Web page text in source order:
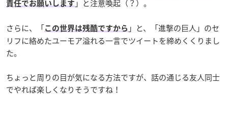
責任でお願いします 」と注意喚起（？）。
さらに、「この世界は残酷ですから 」と、「進撃の巨人」のセ
リフに絡めたユーモア溢れる一言でツイートを締めくくりまし
た。
ちょっと周りの目が気になる方法ですが、話の通じる友人同士
でやれば楽しくなりそうですね！